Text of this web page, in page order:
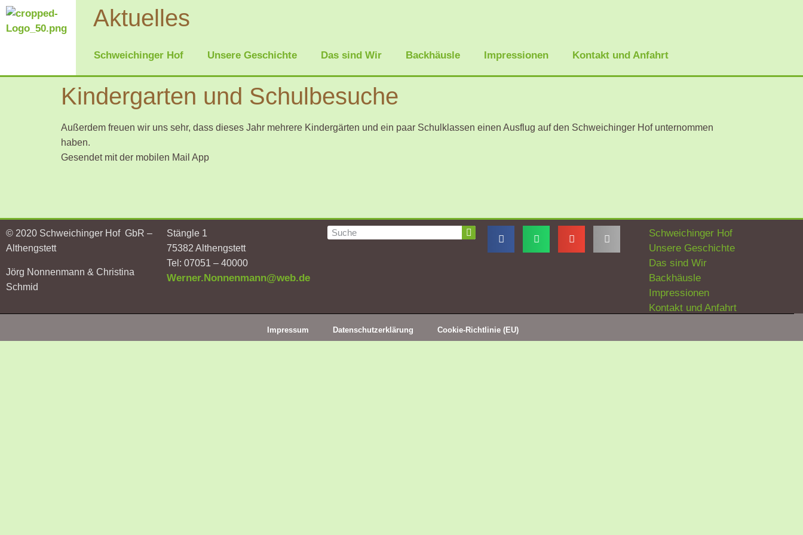
Aktuelles
Schweichinger Hof Unsere Geschichte Das sind Wir Backhäusle Impressionen Kontakt und Anfahrt
Kindergarten und Schulbesuche
Außerdem freuen wir uns sehr, dass dieses Jahr mehrere Kindergärten und ein paar Schulklassen einen Ausflug auf den Schweichinger Hof unternommen
haben.
Gesendet mit der mobilen Mail App
© 2020 Schweichinger Hof GbR –
Althengstett
Jörg Nonnenmann & Christina
Schmid
Stängle 1
75382 Althengstett
Tel: 07051 – 40000
Werner.Nonnenmann@web.de
Schweichinger Hof
Unsere Geschichte
Das sind Wir
Backhäusle
Impressionen
Kontakt und Anfahrt
Impressum Datenschutzerklärung Cookie-Richtlinie (EU)